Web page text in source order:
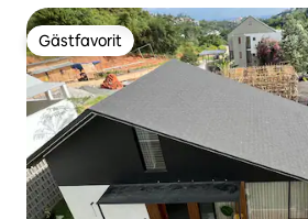
Gästfavorit
Gästfavorit